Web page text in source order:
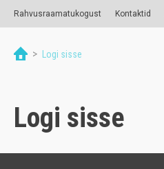
Rahvusraamatukogust Kontaktid
> Logi sisse
Logi sisse